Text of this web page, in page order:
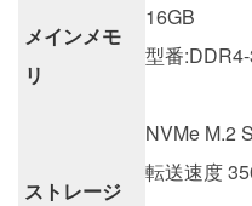
メインメモ
リ
16GB
型番
ストレージ
NVMe M.2
転送速度